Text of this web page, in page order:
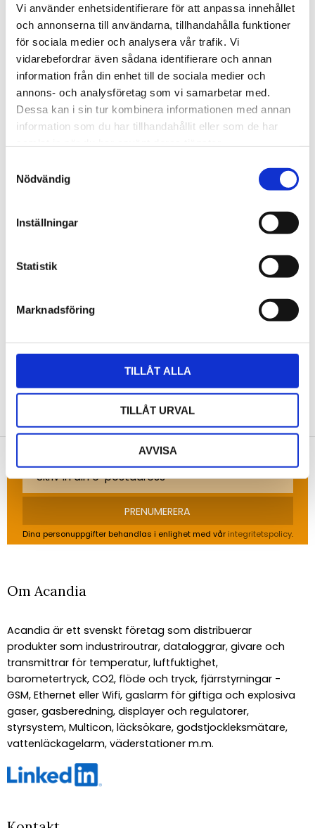
Vi använder enhetsidentifierare för att anpassa innehållet
och annonserna till användarna, tillhandahålla funktioner
för sociala medier och analysera vår trafik. Vi
vidarebefordrar även sådana identifierare och annan
information från din enhet till de sociala medier och
annons- och analysföretag som vi samarbetar med.
Dessa kan i sin tur kombinera informationen med annan
information som du har tillhandahållit eller som de har
Nödvändig
Inställningar
Statistik
Marknadsföring
TILLÅT ALLA
TILLÅT URVAL
AVVISA
RoHS-kompatibel: ✓
För mer information - Se Datablad
STÄLL EN FRÅGA OM PRODUKTEN
NYHETSBREV
Anmäl dig till vårt nyhetsbrev och ta del av de
senaste nyheterna!
PRENUMERERA
Dina personuppgifter behandlas i enlighet med vår integritetspolicy.
Om Acandia
Acandia är ett svenskt företag som distribuerar
produkter som industriroutrar, dataloggrar, givare och
transmittrar för temperatur, luftfuktighet,
barometertryck, CO2, flöde och tryck, fjärrstyrningar -
GSM, Ethernet eller Wifi, gaslarm för giftiga och explosiva
gaser, gasberedning, displayer och regulatorer,
styrsystem, Multicon, läcksökare, godstjockleksmätare,
vattenläckagelarm, väderstationer m.m.